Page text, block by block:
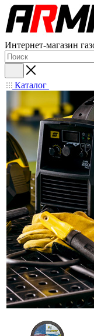
Интернет-магазин
Каталог